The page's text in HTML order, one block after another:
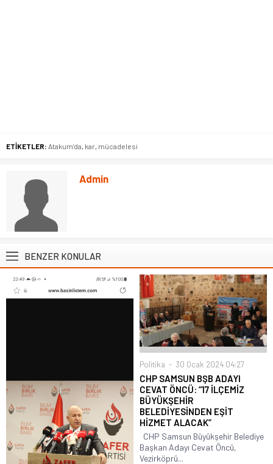
ETİKETLER: Atakum’da, kar, mücadelesi
Admin
BENZER KONULAR
Politika 30 Ocak 2024 04:27
CHP SAMSUN BŞB ADAYI
CEVAT ÖNCÜ: “17 İLÇEMİZ
BÜYÜKŞEHİR
BELEDİYESİNDEN EŞİT
HİZMET ALACAK”
CHP Samsun Büyükşehir Belediye
Başkan Adayı Cevat Öncü,
Vezirköprü...